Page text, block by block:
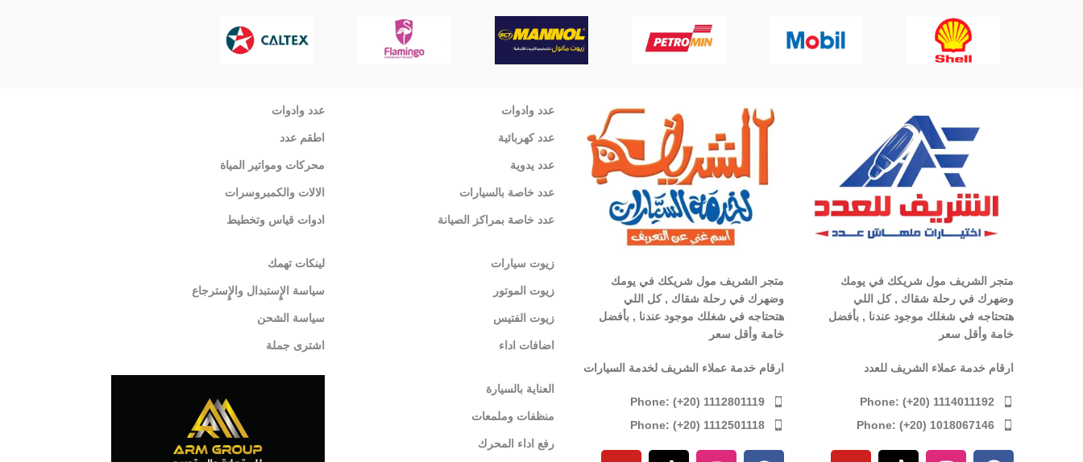
متجر الشريف مول شريكك في يومك
وضهرك في رحلة شقاك , كل اللي
هتحتاجه في شغلك موجود عندنا , بأفضل
خامة وأقل سعر
ارقام خدمة عملاء الشريف للعدد
Phone: (+20) 1114011192
Phone: (+20) 1018067146
متجر الشريف مول شريكك في يومك
وضهرك في رحلة شقاك , كل اللي
هتحتاجه في شغلك موجود عندنا , بأفضل
خامة وأقل سعر
ارقام خدمة عملاء الشريف لخدمة السيارات
Phone: (+20) 1112801119
Phone: (+20) 1112501118
عدد وادوات
عدد كهربائية
عدد يدوية
عدد خاصة بالسيارات
عدد خاصة بمراكز الصيانة
زيوت سيارات
زيوت الموتور
زيوت الفتيس
اضافات اداء
العناية بالسيارة
منظفات وملمعات
رفع اداء المحرك
عدد وادوات
اطقم عدد
محركات ومواتير المياة
الالات والكمبروسرات
ادوات قياس وتخطيط
لينكات تهمك
سياسة الإٍستبدال والإٍسترجاع
سياسة الشحن
اشترى جملة